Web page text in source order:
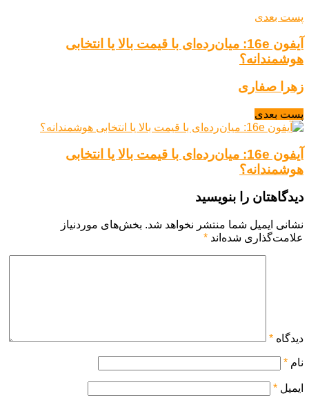
پست بعدی
آیفون 16e: میان‌رده‌ای با قیمت بالا یا انتخابی
هوشمندانه؟
زهرا صفاری
پست بعدی
آیفون 16e: میان‌رده‌ای با قیمت بالا یا انتخابی
هوشمندانه؟
دیدگاهتان را بنویسید
نشانی ایمیل شما منتشر نخواهد شد. بخش‌های موردنیاز
علامت‌گذاری شده‌اند *
دیدگاه *
نام *
ایمیل *